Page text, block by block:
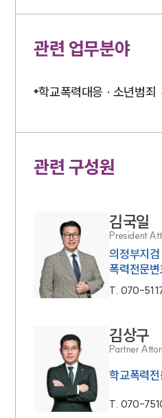
대륜법률
관련 업무분야
학교폭력대응 · 소년범죄
관련 구성원
김국일
President
의정부지
폭력전문
T. 070-
김상구
Partner
학교폭력
T. 070-